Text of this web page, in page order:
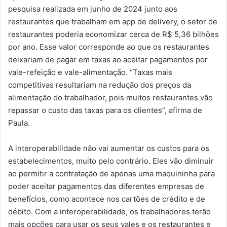
pesquisa realizada em junho de 2024 junto aos
restaurantes que trabalham em app de delivery, o setor de
restaurantes poderia economizar cerca de R$ 5,36 bilhões
por ano. Esse valor corresponde ao que os restaurantes
deixariam de pagar em taxas ao aceitar pagamentos por
vale-refeição e vale-alimentação. “Taxas mais
competitivas resultariam na redução dos preços da
alimentação do trabalhador, pois muitos restaurantes vão
repassar o custo das taxas para os clientes”, afirma de
Paula.
A interoperabilidade não vai aumentar os custos para os
estabelecimentos, muito pelo contrário. Eles vão diminuir
ao permitir a contratação de apenas uma maquininha para
poder aceitar pagamentos das diferentes empresas de
benefícios, como acontece nos cartões de crédito e de
débito. Com a interoperabilidade, os trabalhadores terão
mais opções para usar os seus vales e os restaurantes e